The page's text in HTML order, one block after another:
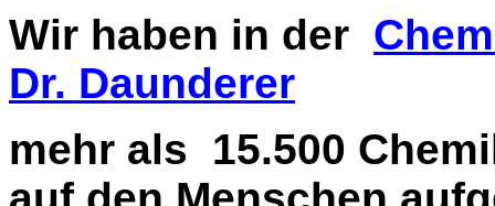
Wir haben in der
Dr. Daunderer
mehr als 15.500